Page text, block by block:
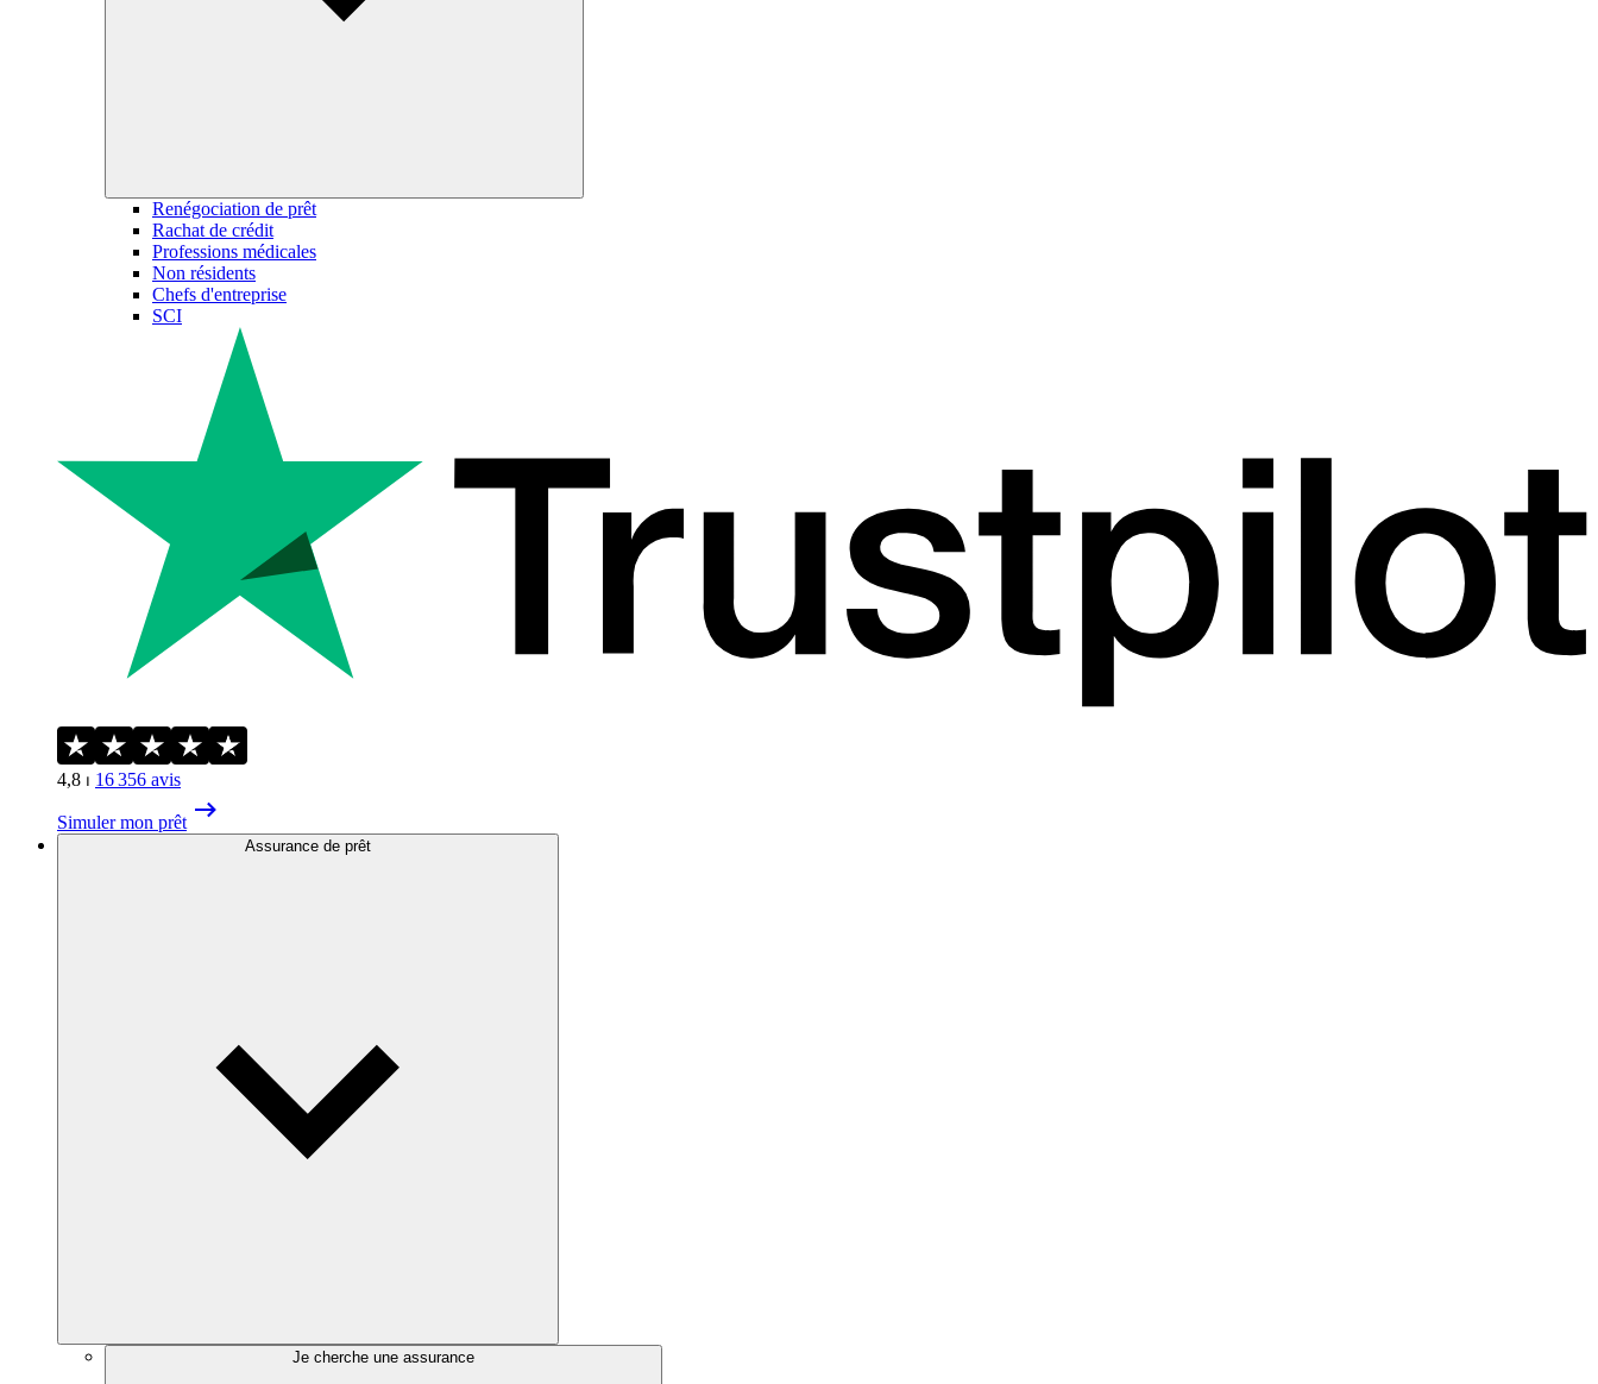
Renégociation de prêt
Rachat de crédit
Professions médicales
Non résidents
Chefs d'entreprise
SCI
4,8 ⏐ 16 356 avis
Simuler mon prêt
Assurance de prêt
Je cherche une assurance